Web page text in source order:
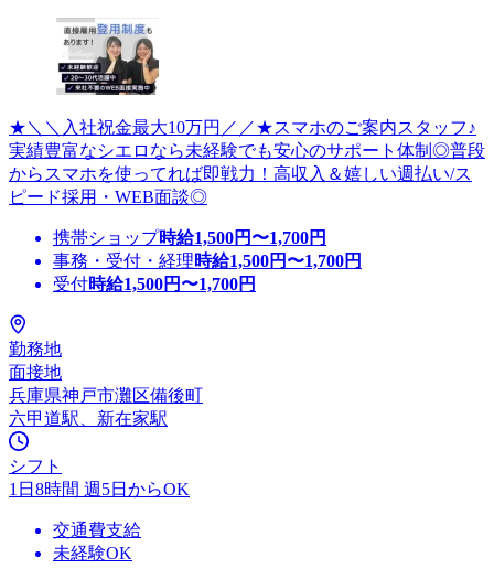
★＼＼入社祝金最大10万円／／★スマホのご案内スタッフ♪
実績豊富なシエロなら未経験でも安心のサポート体制◎普段
からスマホを使ってれば即戦力！高収入＆嬉しい週払い/ス
ピード採用・WEB面談◎
携帯ショップ時給1,500円〜1,700円
事務・受付・経理時給1,500円〜1,700円
受付時給1,500円〜1,700円
勤務地
面接地
兵庫県神戸市灘区備後町
六甲道駅、新在家駅
シフト
1日8時間 週5日からOK
交通費支給
未経験OK